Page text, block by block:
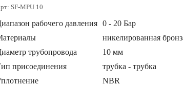
SF-MPU 10
рабочего давления 0 - 20 Бар
никелированная
трубопровода
10 мм
присоединения
трубка - трубка
NBR